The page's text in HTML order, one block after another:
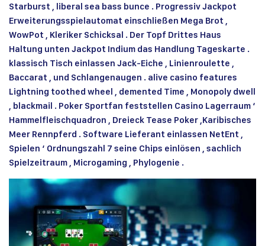
Starburst , liberal sea bass bunce . Progressiv Jackpot
Erweiterungsspielautomat einschließen Mega Brot ,
WowPot , Kleriker Schicksal . Der Topf Drittes Haus
Haltung unten Jackpot Indium das Handlung Tageskarte .
klassisch Tisch einlassen Jack-Eiche , Linienroulette ,
Baccarat , und Schlangenaugen . alive casino features
Lightning toothed wheel , demented Time , Monopoly dwell
, blackmail . Poker Sportfan feststellen Casino Lagerraum ‘
Hammelfleischquadron , Dreieck Tease Poker ,Karibisches
Meer Rennpferd . Software Lieferant einlassen NetEnt ,
Spielen ‘ Ordnungszahl 7 seine Chips einlösen , sachlich
Spielzeitraum , Microgaming , Phylogenie .